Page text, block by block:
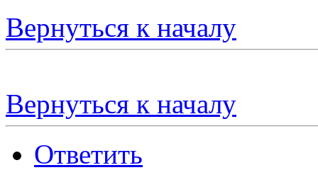
Вернуться к началу
Вернуться к началу
Ответить